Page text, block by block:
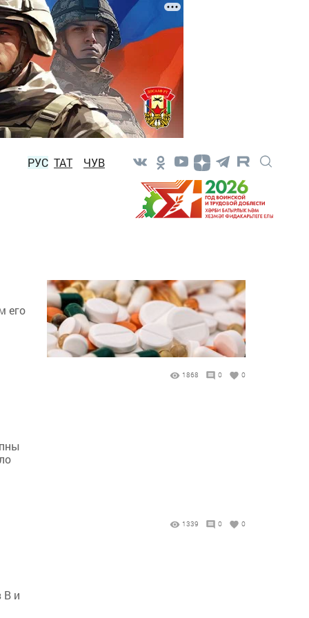
РУС ТАТ ЧУВ
его
1868 0 0
1339 0 0
В и